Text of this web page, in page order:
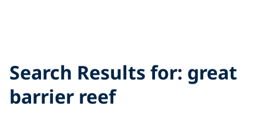
Search Results for: great
barrier reef